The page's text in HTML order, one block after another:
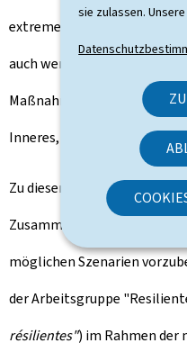
sie zulassen. Unsere
extreme und
auch wenn man
Maßnahmen ausreichen
Inneres, Taina Bofferding.
Zu diesem Zweck kündigt die
Zusammenarbeit mit den
möglichen Szenarien
der Arbeitsgruppe
résilientes") im Rahmen